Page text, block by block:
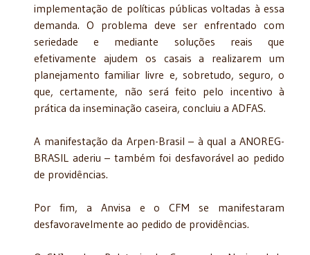
implementação de políticas públicas voltadas à essa
demanda. O problema deve ser enfrentado com
seriedade e mediante soluções reais que
efetivamente ajudem os casais a realizarem um
planejamento familiar livre e, sobretudo, seguro, o
que, certamente, não será feito pelo incentivo à
prática da inseminação caseira, concluiu a ADFAS.
A manifestação da Arpen-Brasil – à qual a ANOREG-
BRASIL aderiu – também foi desfavorável ao pedido
de providências.
Por fim, a Anvisa e o CFM se manifestaram
desfavoravelmente ao pedido de providências.